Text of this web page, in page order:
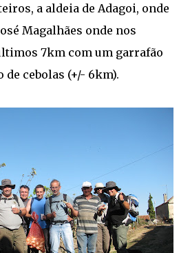
a aldeia de Adagoi, onde
Magalhães onde nos
7km com um garrafão
de cebolas (+/- 6km).